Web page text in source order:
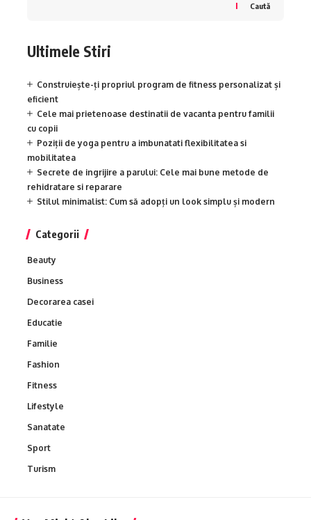
Caută
Ultimele Stiri
Construiește-ți propriul program de fitness personalizat și
eficient
Cele mai prietenoase destinatii de vacanta pentru familii
cu copii
Poziții de yoga pentru a imbunatati flexibilitatea si
mobilitatea
Secrete de ingrijire a parului: Cele mai bune metode de
rehidratare si reparare
Stilul minimalist: Cum să adopți un look simplu și modern
Categorii
Beauty
Business
Decorarea casei
Educatie
Familie
Fashion
Fitness
Lifestyle
Sanatate
Sport
Turism